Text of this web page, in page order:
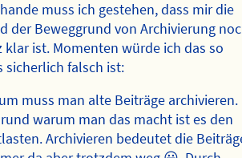
muss ich gestehen, dass mir die
der Beweggrund von Archivierung
klar ist. Momenten würde ich das so
sicherlich falsch ist:
muss man alte Beiträge archivieren.
warum man das macht ist es den
Archivieren bedeutet die